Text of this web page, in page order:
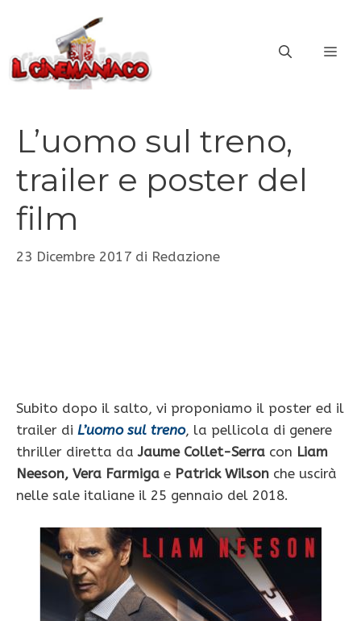
contenuto
L’uomo sul treno,
trailer e poster del
film
23 Dicembre 2017 di Redazione
Subito dopo il salto, vi proponiamo il poster ed il
trailer di L’uomo sul treno, la pellicola di genere
thriller diretta daJaume Collet-Serra con Liam
Neeson, Vera Farmiga e Patrick Wilson che uscirà
nelle sale italiane il 25 gennaio del 2018.